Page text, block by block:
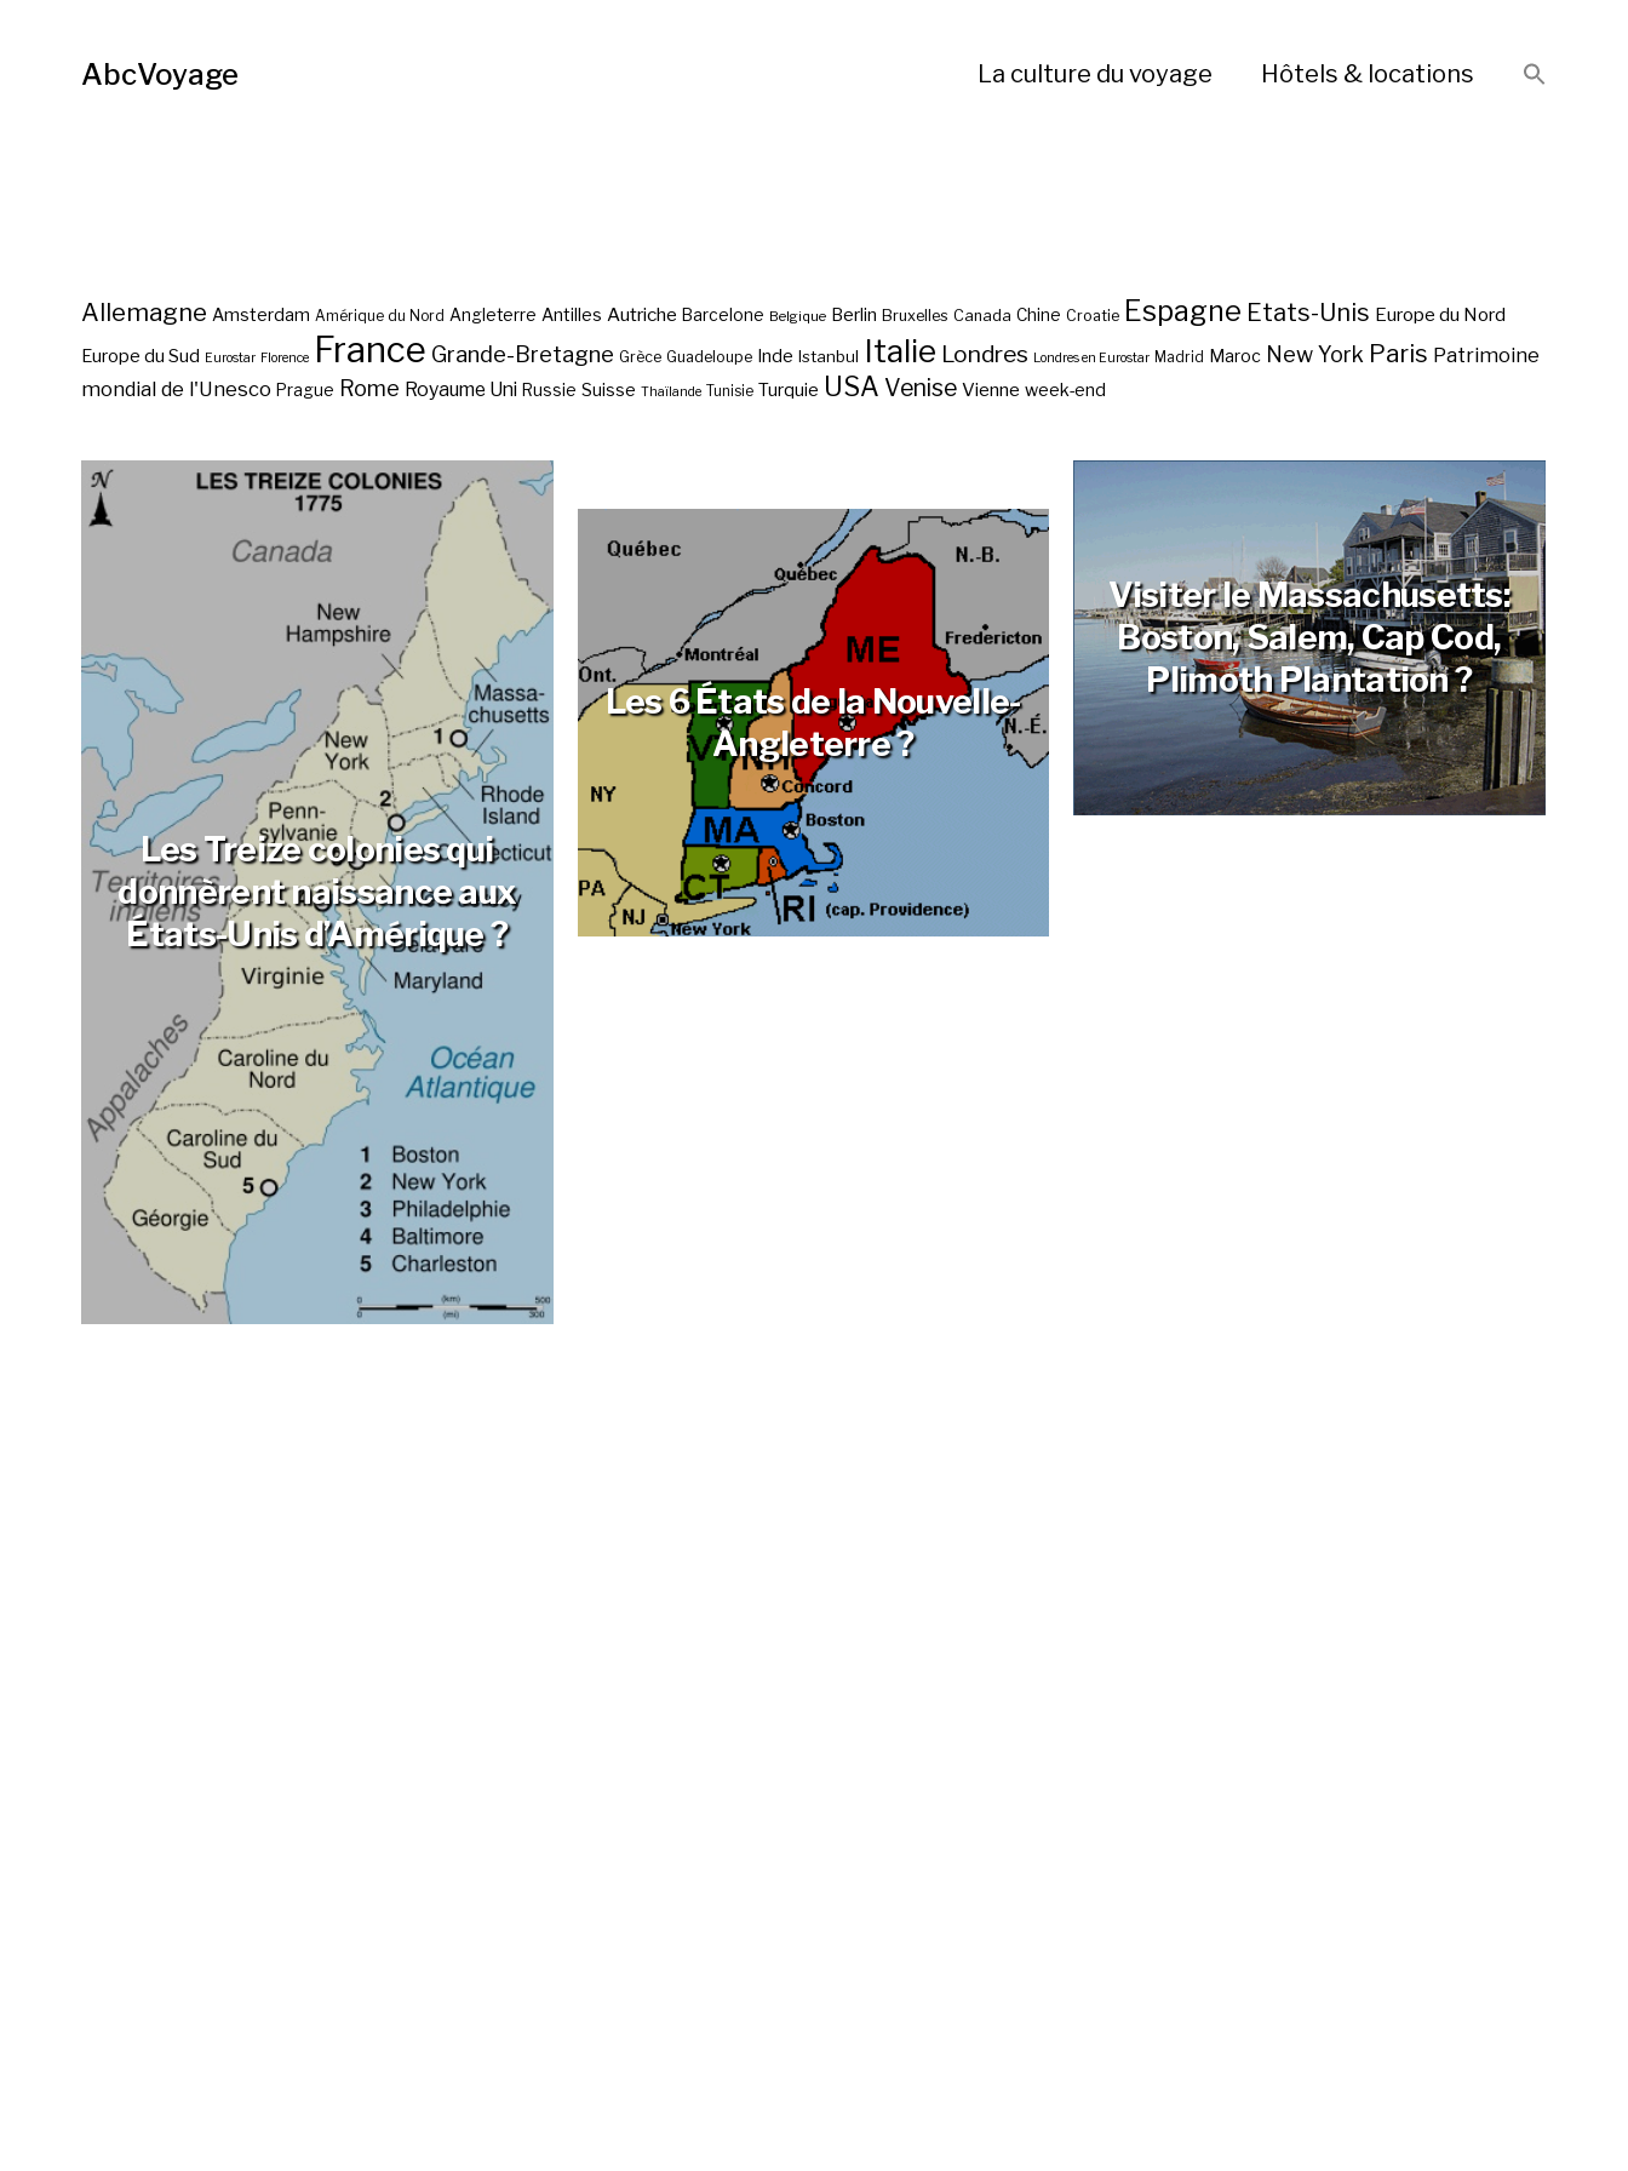
AbcVoyage La culture du voyage Hôtels & locations
Allemagne Amsterdam Amérique du Nord Angleterre Antilles Autriche Barcelone Belgique Berlin Bruxelles Canada Chine Croatie Espagne Etats-Unis Europe du Nord
Europe du Sud Eurostar Florence France Grande-Bretagne Grèce Guadeloupe Inde Istanbul Italie Londres Londres en Eurostar Madrid Maroc New York Paris Patrimoine
mondial de l'Unesco Prague Rome Royaume Uni Russie Suisse Thaïlande Tunisie Turquie USA Venise Vienne week-end
Les Treize colonies qui
donnèrent naissance aux
États-Unis d’Amérique ?
d’Amérique du Nord ?
Visiter le Massachusetts:
Boston, Salem, Cap Cod,
Plimoth Plantation ?
Unis par ordre d’entrée ?
Les 6 États de la Nouvelle-
Angleterre ?